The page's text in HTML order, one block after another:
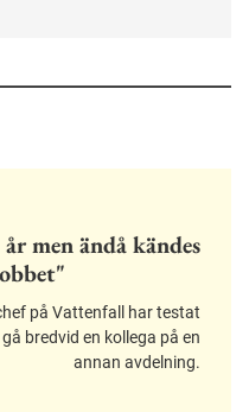
men ändå kändes
på Vattenfall har testat
bredvid en kollega på en
annan avdelning.